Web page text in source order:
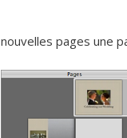
nouvelles pages une